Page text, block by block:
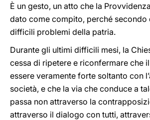
È un gesto, un atto che la
dato come compito, perché secondo
difficili problemi della patria.
Durante gli ultimi difficili mesi, la
cessa di ripetere e riconfermare che
essere veramente forte soltanto con
società, e che la via che conduce a
passa non attraverso la
attraverso il dialogo con tutti,